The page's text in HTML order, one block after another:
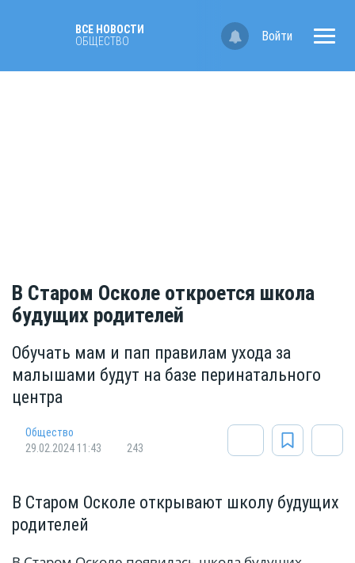
ВСЕ НОВОСТИ
ОБЩЕСТВО
Войти
В Старом Осколе откроется школа
будущих родителей
Обучать мам и пап правилам ухода за
малышами будут на базе перинатального
центра
Общество
29.02.2024 11:43
243
В Старом Осколе открывают школу будущих
родителей